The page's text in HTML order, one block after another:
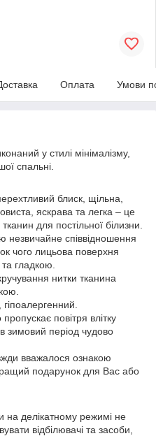
Оплата Умови
у стилі мінімалізму,
спальні.
блиск, щільна,
яскрава та легка – це
для постільної білизни.
незвичайне співвідношення
чого лицьова поверхня
гладкою.
нитки тканина
повітря влітку
зимовий період чудово
вважалося ознакою
подарунок для Вас або
на делікатному режимі не
відбілювачі та засоби,